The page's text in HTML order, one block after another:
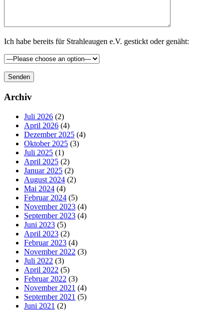
Ich habe bereits für Strahleaugen e.V. gestickt oder genäht:
Seitenspalte
Archiv
Juli 2026 (2)
April 2026 (4)
Dezember 2025 (4)
Oktober 2025 (3)
Juli 2025 (1)
April 2025 (2)
Januar 2025 (2)
August 2024 (2)
Mai 2024 (4)
Februar 2024 (5)
November 2023 (4)
September 2023 (4)
Juni 2023 (5)
April 2023 (2)
Februar 2023 (4)
November 2022 (3)
Juli 2022 (3)
April 2022 (5)
Februar 2022 (3)
November 2021 (4)
September 2021 (5)
Juni 2021 (2)